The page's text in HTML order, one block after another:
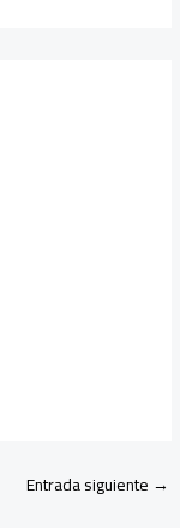
Entrada siguiente →